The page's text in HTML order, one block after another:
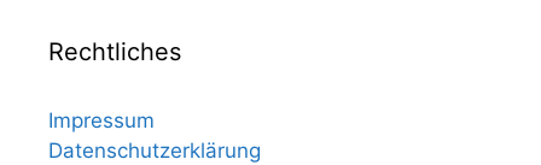
Rechtliches
Impressum
Datenschutzerklärung